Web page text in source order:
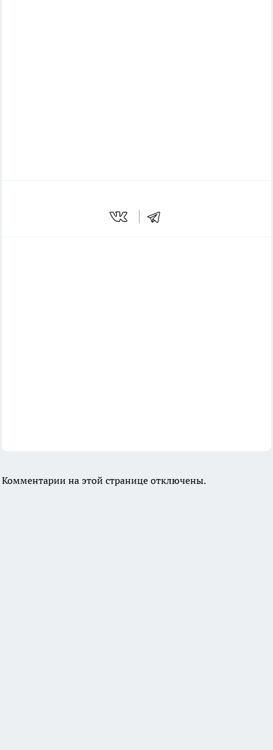
Комментарии на этой странице отключены.